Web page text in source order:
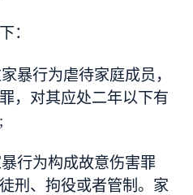
：
暴行为虐待家庭成员，
，对其应处二年以下有
行为构成故意伤害罪
刑、拘役或者管制。家